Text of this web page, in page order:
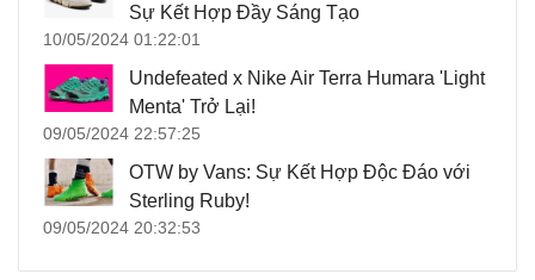
Sự Kết Hợp Đầy Sáng Tạo
10/05/2024 01:22:01
Undefeated x Nike Air Terra Humara 'Light
Menta' Trở Lại!
09/05/2024 22:57:25
OTW by Vans: Sự Kết Hợp Độc Đáo với
Sterling Ruby!
09/05/2024 20:32:53